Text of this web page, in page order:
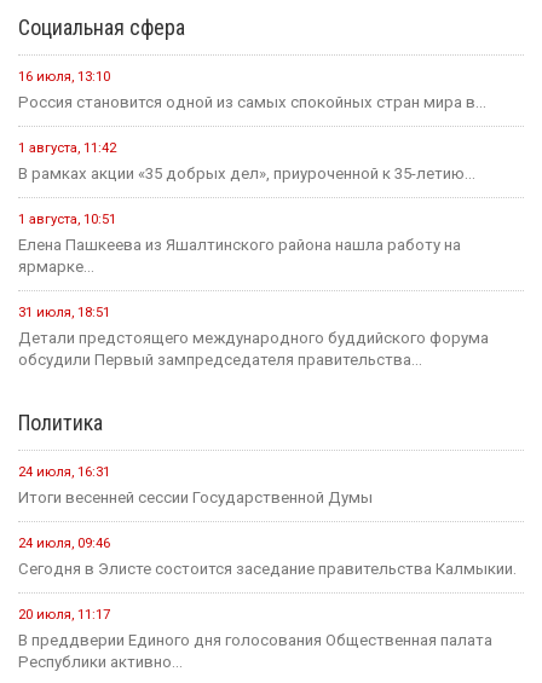
Социальная сфера
16 июля, 13:10
Россия становится одной из самых спокойных стран мира в...
1 августа, 11:42
В рамках акции «35 добрых дел», приуроченной к 35-летию...
1 августа, 10:51
Елена Пашкеева из Яшалтинского района нашла работу на
ярмарке...
31 июля, 18:51
Детали предстоящего международного буддийского форума
обсудили Первый зампредседателя правительства...
Политика
24 июля, 16:31
Итоги весенней сессии Государственной Думы
24 июля, 09:46
Сегодня в Элисте состоится заседание правительства Калмыкии.
20 июля, 11:17
В преддверии Единого дня голосования Общественная палата
Республики активно...